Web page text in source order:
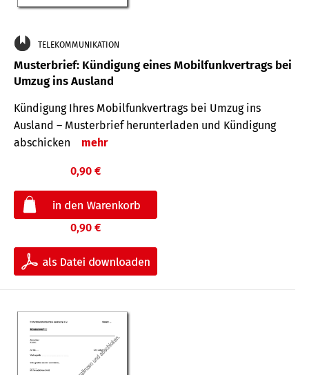
TELEKOMMUNIKATION
Musterbrief: Kündigung eines Mobilfunkvertrags bei
Umzug ins Ausland
Kündigung Ihres Mobilfunkvertrags bei Umzug ins
Ausland – Musterbrief herunterladen und Kündigung
abschicken
mehr
0,90 €
0,90 €